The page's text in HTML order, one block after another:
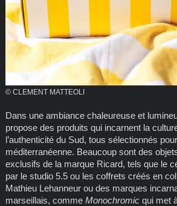
© CLEMENT MATTEOLI
Dans une ambiance chaleureuse et
propose des produits qui incarnent la
l’authenticité du Sud, tous sélectionnés
méditerranéenne. Beaucoup sont des
exclusifs de la marque Ricard, tels que le
par le studio 5.5 ou les coffrets créés en
Mathieu Lehanneur ou des marques
marseillais, comme Monochromicqui met